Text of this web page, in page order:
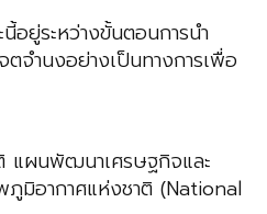
อยู่ระหว่างขั้นตอนการนำ
จำนงอย่างเป็นทางการเพื่อ
แผนพัฒนาเศรษฐกิจและ
มิอากาศแห่งชาติ (National